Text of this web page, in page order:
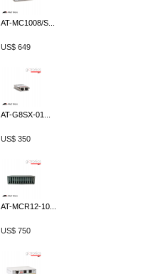
AT-MC1008/S...
US$ 649
AT-G8SX-01...
US$ 350
AT-MCR12-10...
US$ 750